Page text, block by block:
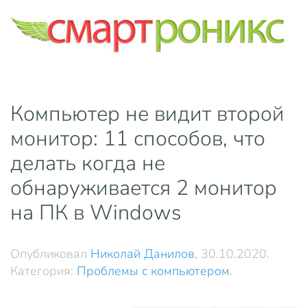
Skip to main content
Компьютер не видит второй
монитор: 11 способов, что
делать когда не
обнаруживается 2 монитор
на ПК в Windows
Опубликовал Николай Данилов, 30.10.2020.
Категория: Проблемы с компьютером.